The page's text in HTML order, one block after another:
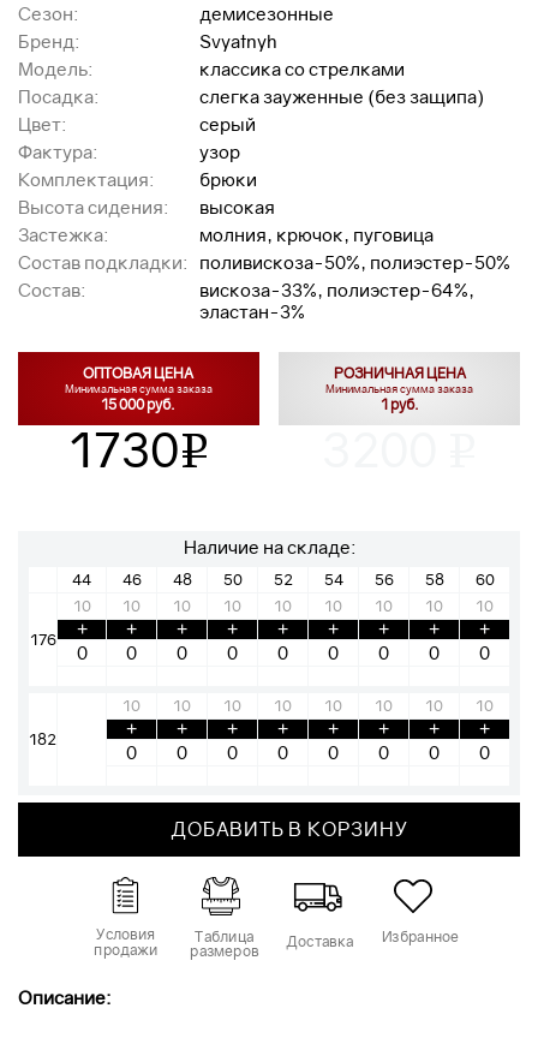
Сезон:
демисезонные
Бренд:
Svyatnyh
Модель:
классика со стрелками
Посадка:
слегка зауженные (без защипа)
Цвет:
серый
Фактура:
узор
Комплектация:
брюки
Высота сидения:
высокая
Застежка:
молния, крючок, пуговица
Состав подкладки:
поливискоза-50%, полиэстер-50%
Состав:
вискоза-33%, полиэстер-64%,
эластан-3%
ОПТОВАЯ ЦЕНА
Минимальная сумма заказа
15 000 руб.
1730v
РОЗНИЧНАЯ ЦЕНА
Минимальная сумма заказа
1 руб.
Наличие на складе:
44 46 48 50 52 54 56 58 60
176
10
+
10
+
10
+
10
+
10
+
10
+
10
+
10
+
10
+
182
10
+
10
+
10
+
10
+
10
+
10
+
10
+
10
+
ДОБАВИТЬ В КОРЗИНУ
Условия
продажи
Таблица
размеров
Доставка Избранное
Описание: